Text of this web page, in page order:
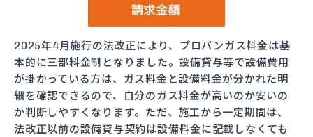
2025年4月施行の法改正により、プロパンガス料金は基
本的に三部料金制となりました。設備貸与等で設備費用
が掛かっている方は、ガス料金と設備料金が分かれた明
細を確認できるので、自分のガス料金が高いのか安いの
か判断しやすくなります。ただ、施工から一定期間は、
法改正以前の設備貸与契約は設備料金に記載しなくても